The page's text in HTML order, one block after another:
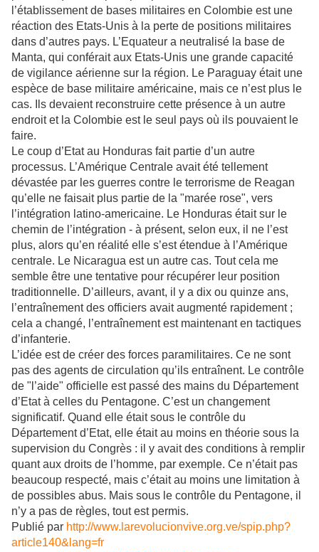
l’établissement de bases militaires en Colombie est une
réaction des Etats-Unis à la perte de positions militaires
dans d’autres pays. L’Equateur a neutralisé la base de
Manta, qui conférait aux Etats-Unis une grande capacité
de vigilance aérienne sur la région. Le Paraguay était une
espèce de base militaire américaine, mais ce n’est plus le
cas. Ils devaient reconstruire cette présence à un autre
endroit et la Colombie est le seul pays où ils pouvaient le
faire.
Le coup d’Etat au Honduras fait partie d’un autre
processus. L’Amérique Centrale avait été tellement
dévastée par les guerres contre le terrorisme de Reagan
qu’elle ne faisait plus partie de la "marée rose", vers
l’intégration latino-americaine. Le Honduras était sur le
chemin de l’intégration - à présent, selon eux, il ne l’est
plus, alors qu’en réalité elle s’est étendue à l’Amérique
centrale. Le Nicaragua est un autre cas. Tout cela me
semble être une tentative pour récupérer leur position
traditionnelle. D’ailleurs, avant, il y a dix ou quinze ans,
l’entraînement des officiers avait augmenté rapidement ;
cela a changé, l’entraînement est maintenant en tactiques
d’infanterie.
L’idée est de créer des forces paramilitaires. Ce ne sont
pas des agents de circulation qu’ils entraînent. Le contrôle
de "l’aide" officielle est passé des mains du Département
d’Etat à celles du Pentagone. C’est un changement
significatif. Quand elle était sous le contrôle du
Département d’Etat, elle était au moins en théorie sous la
supervision du Congrès : il y avait des conditions à remplir
quant aux droits de l’homme, par exemple. Ce n’était pas
beaucoup respecté, mais c’était au moins une limitation à
de possibles abus. Mais sous le contrôle du Pentagone, il
n’y a pas de règles, tout est permis.
Publié par http://www.larevolucionvive.org.ve/spip.php?
article140&lang=fr